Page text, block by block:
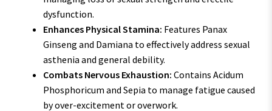
dysfunction.
Enhances Physical Stamina: Features Panax
Ginseng and Damiana to effectively address sexual
asthenia and general debility.
Combats Nervous Exhaustion: Contains Acidum
Phosphoricum and Sepia to manage fatigue caused
by over-excitement or overwork.